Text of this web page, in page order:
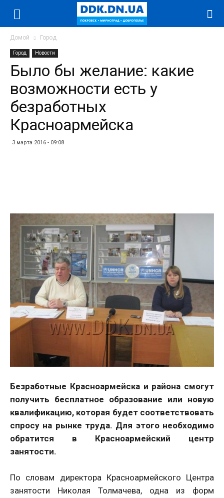
Домой Город
Город Новости
Было бы желание: какие
возможности есть у
безработных
Красноармейска
3 марта 2016 - 09:08
Безработные Красноармейска и района смогут
получить бесплатное образование или новую
квалификацию, которая будет соответствовать
спросу на рынке труда. Для этого необходимо
обратится в Красноармейский центр
занятости.
По словам директора Красноармейского Центра
занятости Николая Толмачева, одна из форм